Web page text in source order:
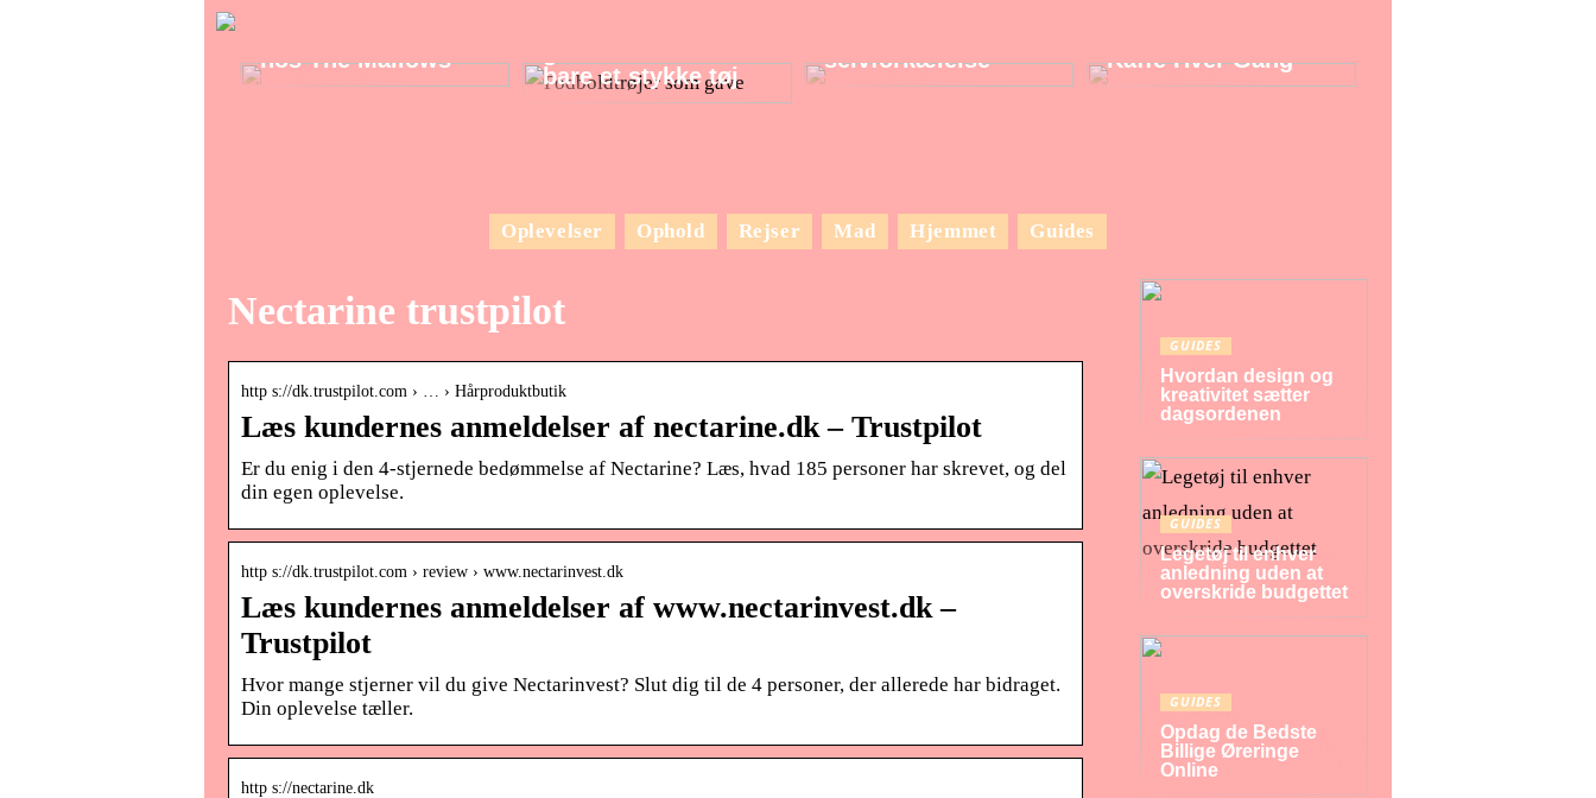
hos The Mallows
bare et stykke tøj
selvforkælelse
Kaffe Hver Gang
Oplevelser Ophold Rejser Mad Hjemmet Guides
Nectarine trustpilot
http s://dk.trustpilot.com › … › Hårproduktbutik
Læs kundernes anmeldelser af nectarine.dk – Trustpilot
Er du enig i den 4-stjernede bedømmelse af Nectarine? Læs, hvad 185 personer har skrevet, og del
din egen oplevelse.
http s://dk.trustpilot.com › review › www.nectarinvest.dk
Læs kundernes anmeldelser af www.nectarinvest.dk –
Trustpilot
Hvor mange stjerner vil du give Nectarinvest? Slut dig til de 4 personer, der allerede har bidraget.
Din oplevelse tæller.
http s://nectarine.dk
GUIDES
Hvordan design og
kreativitet sætter
dagsordenen
GUIDES
Legetøj til enhver
anledning uden at
overskride budgettet
GUIDES
Opdag de Bedste
Billige Øreringe
Online